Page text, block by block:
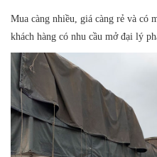
Mua càng nhiều, giá càng rẻ và có
khách hàng có nhu cầu mở đại lý